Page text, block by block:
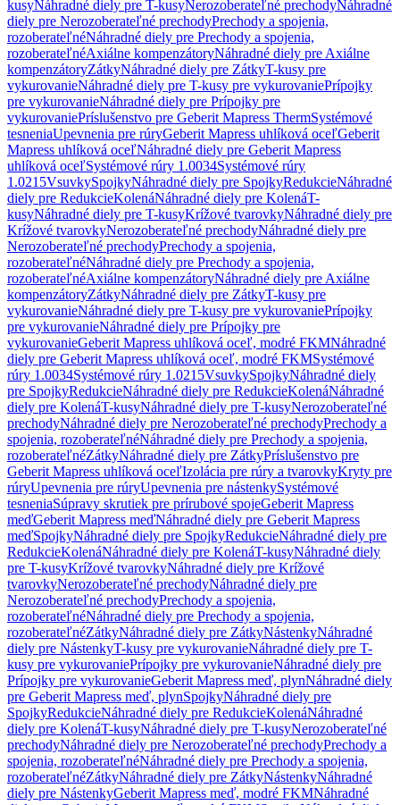
kusyNáhradné diely pre T-kusyNerozoberateľné prechodyNáhradné
diely pre Nerozoberateľné prechodyPrechody a spojenia,
rozoberateľnéNáhradné diely pre Prechody a spojenia,
rozoberateľnéAxiálne kompenzátoryNáhradné diely pre Axiálne
kompenzátoryZátkyNáhradné diely pre ZátkyT-kusy pre
vykurovanieNáhradné diely pre T-kusy pre vykurovaniePrípojky
pre vykurovanieNáhradné diely pre Prípojky pre
vykurovaniePríslušenstvo pre Geberit Mapress ThermSystémové
tesneniaUpevnenia pre rúryGeberit Mapress uhlíková oceľGeberit
Mapress uhlíková oceľNáhradné diely pre Geberit Mapress
uhlíková oceľSystémové rúry 1.0034Systémové rúry
1.0215VsuvkySpojkyNáhradné diely pre SpojkyRedukcieNáhradné
diely pre RedukcieKolenáNáhradné diely pre KolenáT-
kusyNáhradné diely pre T-kusyKrížové tvarovkyNáhradné diely pre
Krížové tvarovkyNerozoberateľné prechodyNáhradné diely pre
Nerozoberateľné prechodyPrechody a spojenia,
rozoberateľnéNáhradné diely pre Prechody a spojenia,
rozoberateľnéAxiálne kompenzátoryNáhradné diely pre Axiálne
kompenzátoryZátkyNáhradné diely pre ZátkyT-kusy pre
vykurovanieNáhradné diely pre T-kusy pre vykurovaniePrípojky
pre vykurovanieNáhradné diely pre Prípojky pre
vykurovanieGeberit Mapress uhlíková oceľ, modré FKMNáhradné
diely pre Geberit Mapress uhlíková oceľ, modré FKMSystémové
rúry 1.0034Systémové rúry 1.0215VsuvkySpojkyNáhradné diely
pre SpojkyRedukcieNáhradné diely pre RedukcieKolenáNáhradné
diely pre KolenáT-kusyNáhradné diely pre T-kusyNerozoberateľné
prechodyNáhradné diely pre Nerozoberateľné prechodyPrechody a
spojenia, rozoberateľnéNáhradné diely pre Prechody a spojenia,
rozoberateľnéZátkyNáhradné diely pre ZátkyPríslušenstvo pre
Geberit Mapress uhlíková oceľIzolácia pre rúry a tvarovkyKryty pre
rúryUpevnenia pre rúryUpevnenia pre nástenkySystémové
tesneniaSúpravy skrutiek pre prírubové spojeGeberit Mapress
meďGeberit Mapress meďNáhradné diely pre Geberit Mapress
meďSpojkyNáhradné diely pre SpojkyRedukcieNáhradné diely pre
RedukcieKolenáNáhradné diely pre KolenáT-kusyNáhradné diely
pre T-kusyKrížové tvarovkyNáhradné diely pre Krížové
tvarovkyNerozoberateľné prechodyNáhradné diely pre
Nerozoberateľné prechodyPrechody a spojenia,
rozoberateľnéNáhradné diely pre Prechody a spojenia,
rozoberateľnéZátkyNáhradné diely pre ZátkyNástenkyNáhradné
diely pre NástenkyT-kusy pre vykurovanieNáhradné diely pre T-
kusy pre vykurovaniePrípojky pre vykurovanieNáhradné diely pre
Prípojky pre vykurovanieGeberit Mapress meď, plynNáhradné diely
pre Geberit Mapress meď, plynSpojkyNáhradné diely pre
SpojkyRedukcieNáhradné diely pre RedukcieKolenáNáhradné
diely pre KolenáT-kusyNáhradné diely pre T-kusyNerozoberateľné
prechodyNáhradné diely pre Nerozoberateľné prechodyPrechody a
spojenia, rozoberateľnéNáhradné diely pre Prechody a spojenia,
rozoberateľnéZátkyNáhradné diely pre ZátkyNástenkyNáhradné
diely pre NástenkyGeberit Mapress meď, modré FKMNáhradné